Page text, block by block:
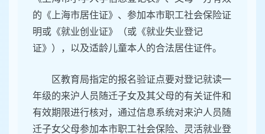
的《上海市居住证》、参加本市职工社会保险证
明或《就业创业证》（或《就业失业登记
证》），以及适龄儿童本人的合法居住证件。
区教育局指定的报名验证点要对登记就读一
年级的来沪人员随迁子女及其父母的有关证件和
有效期限进行核对，通过信息系统对来沪人员随
迁子女父母参加本市职工社会保险、灵活就业登